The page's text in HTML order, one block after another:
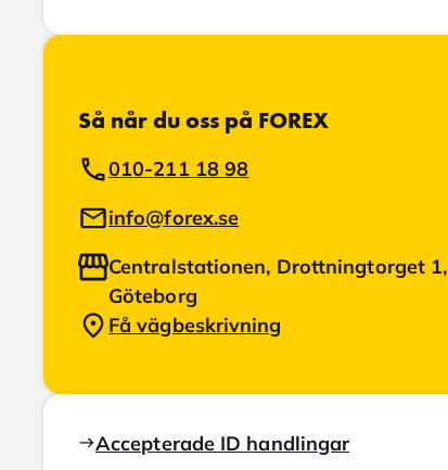
Så når du oss på FOREX
010-211 18 98
info@forex.se
Centralstationen, Drottningtorget 1,
Göteborg
Få vägbeskrivning
Accepterade ID handlingar